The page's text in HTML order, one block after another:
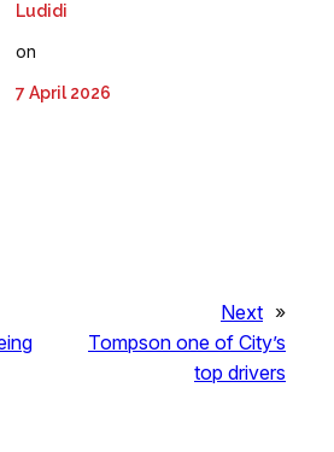
Ludidi
on
7 April 2026
Next »
Tompson one of City’s
top drivers